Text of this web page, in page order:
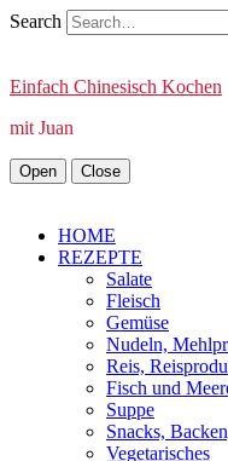
Search
Einfach Chinesisch Kochen
mit Juan
Open Close
HOME
REZEPTE
Salate
Fleisch
Gemüse
Nudeln,
Reis,
Fisch und
Suppe
Snacks,
Vegetarisches